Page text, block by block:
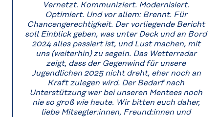
Vernetzt. Kommuniziert. Modernisiert.
Optimiert. Und vor allem: Brennt. Für
Chancengerechtigkeit. Der vorliegende Bericht
soll Einblick geben, was unter Deck und an Bord
2024 alles passiert ist, und Lust machen, mit
uns (weiterhin) zu segeln. Das Wetterradar
zeigt, dass der Gegenwind für unsere
Jugendlichen 2025 nicht dreht, eher noch an
Kraft zulegen wird. Der Bedarf nach
Unterstützung war bei unseren Mentees noch
nie so groß wie heute. Wir bitten euch daher,
liebe Mitsegler:innen, Freund:innen und